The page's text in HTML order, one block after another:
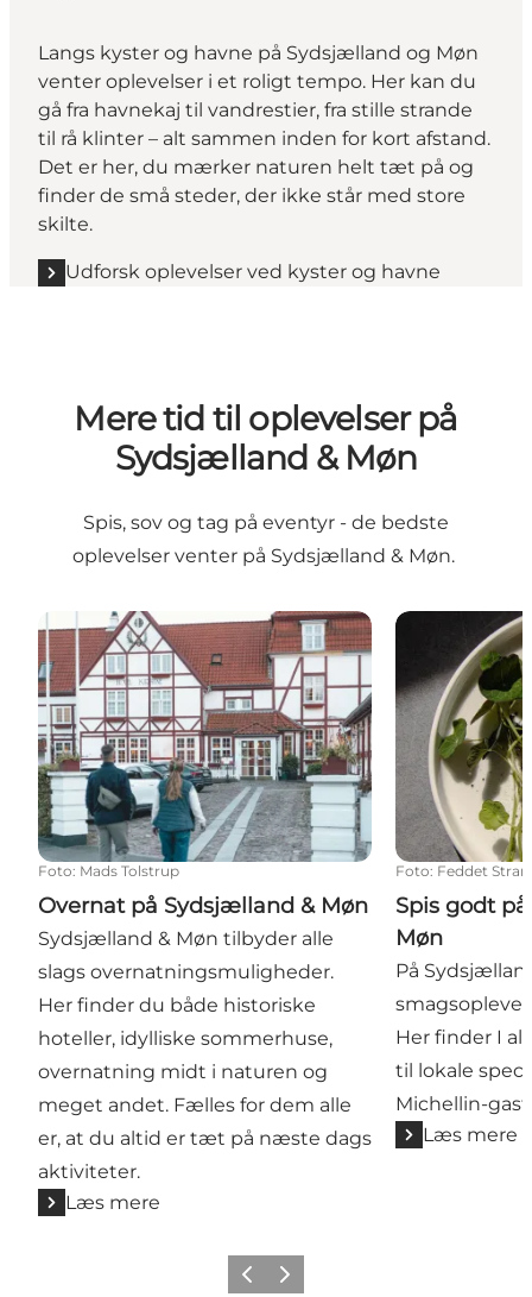
Langs kyster og havne på Sydsjælland og Møn
venter oplevelser i et roligt tempo. Her kan du
gå fra havnekaj til vandrestier, fra stille strande
til rå klinter – alt sammen inden for kort afstand.
Det er her, du mærker naturen helt tæt på og
finder de små steder, der ikke står med store
skilte.
Udforsk oplevelser ved kyster og havne
Mere tid til oplevelser på
Sydsjælland & Møn
Spis, sov og tag på eventyr - de bedste
oplevelser venter på Sydsjælland & Møn.
Overnat på Sydsjælland & Møn
Foto: Mads Tolstrup
Overnat på Sydsjælland & Møn
Sydsjælland & Møn tilbyder alle
slags overnatningsmuligheder.
Her finder du både historiske
hoteller, idylliske sommerhuse,
overnatning midt i naturen og
meget andet. Fælles for dem alle
er, at du altid er tæt på næste dags
aktiviteter.
Læs mere
Spis godt på
Foto: Feddet
Spis godt
Møn
På
Her finder I
til lokale
Michellin-
Læs mere
ForrigeNæste